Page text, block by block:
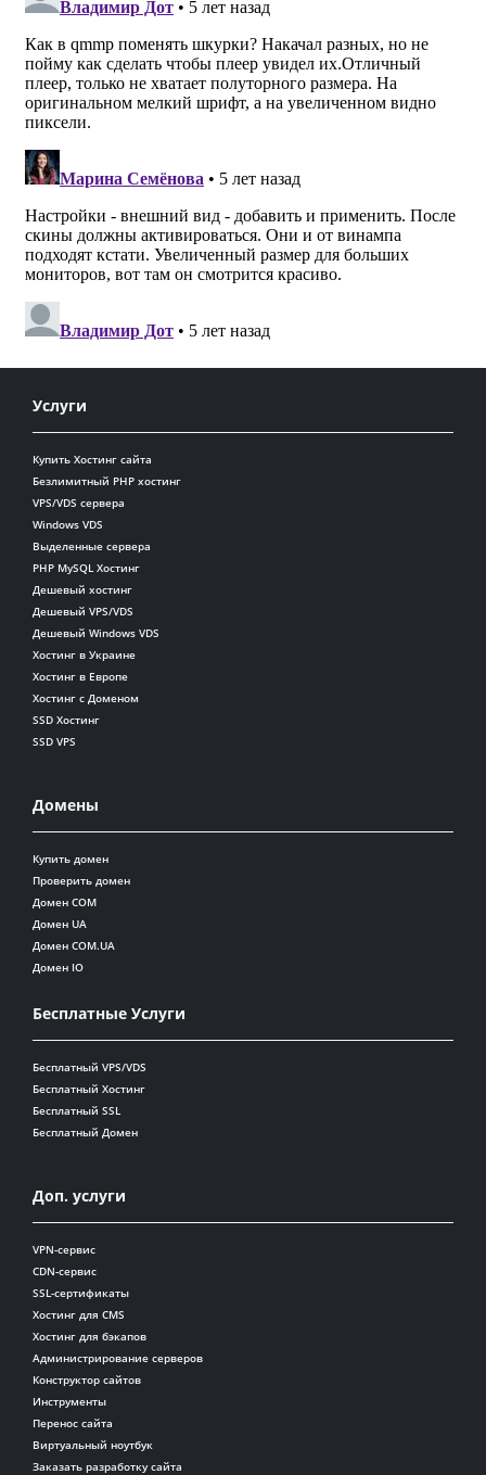
Услуги
Купить Хостинг сайта
Безлимитный PHP хостинг
VPS/VDS сервера
Windows VDS
Выделенные сервера
PHP MySQL Хостинг
Дешевый хостинг
Дешевый VPS/VDS
Дешевый Windows VDS
Хостинг в Украине
Хостинг в Европе
Хостинг с Доменом
SSD Хостинг
SSD VPS
Домены
Купить домен
Проверить домен
Домен COM
Домен UA
Домен COM.UA
Домен IO
Бесплатные Услуги
Бесплатный VPS/VDS
Бесплатный Хостинг
Бесплатный SSL
Бесплатный Домен
Доп. услуги
VPN-сервис
CDN-сервис
SSL-сертификаты
Хостинг для CMS
Хостинг для бэкапов
Администрирование серверов
Конструктор сайтов
Инструменты
Перенос сайта
Виртуальный ноутбук
Заказать разработку сайта